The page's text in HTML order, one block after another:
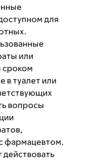
для
или
сроком
в туалет или
вопросы
фармацевтом.